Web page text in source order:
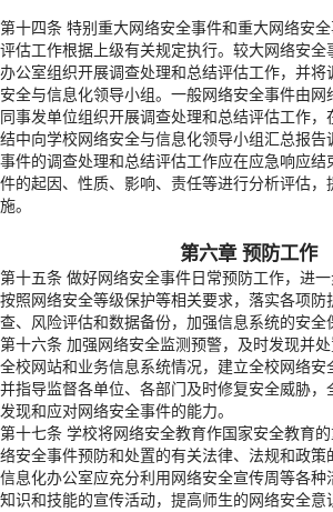
第十四条 特别重大网络安全事件和重大网络安
评估工作根据上级有关规定执行。较大网络安
办公室组织开展调查处理和总结评估工作，并
安全与信息化领导小组。一般网络安全事件由
同事发单位组织开展调查处理和总结评估工作
结中向学校网络安全与信息化领导小组汇总报
事件的调查处理和总结评估工作应在应急响应
件的起因、性质、影响、责任等进行分析评估
施。
第六章 预防工作
第十五条 做好网络安全事件日常预防工作，进一
按照网络安全等级保护等相关要求，落实各项
查、风险评估和数据备份，加强信息系统的安全
第十六条 加强网络安全监测预警，及时发现并
全校网站和业务信息系统情况，建立全校网络安
并指导监督各单位、各部门及时修复安全威胁
发现和应对网络安全事件的能力。
第十七条 学校将网络安全教育作国家安全教育
络安全事件预防和处置的有关法律、法规和政
信息化办公室应充分利用网络安全宣传周等各
知识和技能的宣传活动，提高师生的网络安全意